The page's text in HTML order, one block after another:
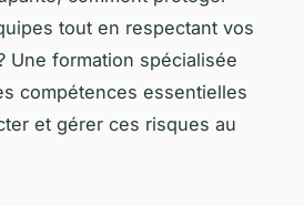
tout en respectant vos
Une formation spécialisée
compétences essentielles
et gérer ces risques au